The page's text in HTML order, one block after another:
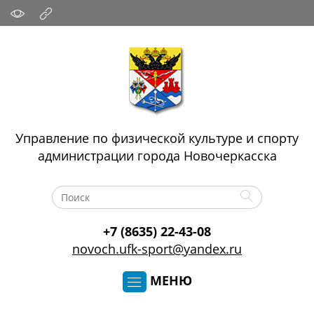
Управление по физической культуре и спорту
администрации города Новочеркасска
+7 (8635) 22-43-08
novoch.ufk-sport@yandex.ru
МЕНЮ